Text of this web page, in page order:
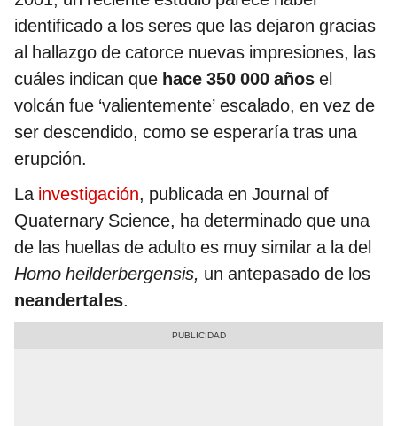
identificado a los seres que las dejaron gracias
al hallazgo de catorce nuevas impresiones, las
cuáles indican que hace 350 000 años el
volcán fue ‘valientemente’ escalado, en vez de
ser descendido, como se esperaría tras una
erupción.
La investigación, publicada en Journal of
Quaternary Science, ha determinado que una
de las huellas de adulto es muy similar a la del
Homo heilderbergensis, un antepasado de los
neandertales.